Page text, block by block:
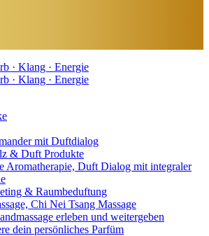
mit Duftdialog
& Duft Produkte
Aromatherapie, Duft Dialog mit integraler
& Raumbeduftung
Chi Nei Tsang Massage
erleben und weitergeben
dein persönliches Parfüm